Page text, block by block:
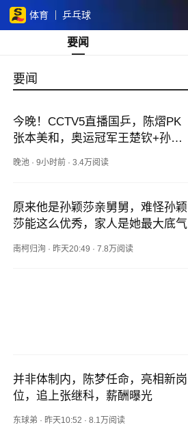
体育 乒乓球
要闻
要闻
今晚！CCTV5直播国乒，陈熠PK
张本美和，奥运冠军王楚钦+孙颖
晚池 ·9小时前 ·3.4万阅读
原来他是孙颖莎亲舅舅，难怪孙颖
莎能这么优秀，家人是她最大底气
南柯归洵 · 昨天20:49 ·7.8万阅读
并非体制内，陈梦任命，亮相新岗
位，追上张继科，薪酬曝光
东球弟 · 昨天10:52 ·8.1万阅读